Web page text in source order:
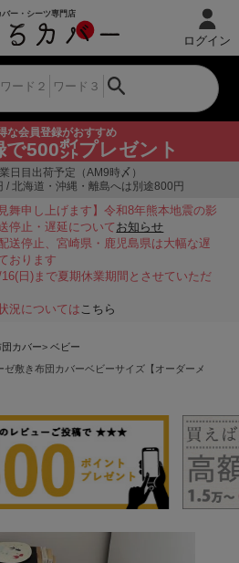
な会員登録がおすすめ
で500㌽プレゼント
ログイン
日目出荷予定（AM9時〆）
/ 北海道・沖縄・離島へは別途800円
舞申し上げます】令和8年熊本地震の影
停止・遅延についてお知らせ
送停止、宮崎県・鹿児島県は大幅な遅
おります
日)まで夏期休業期間とさせていただ
況についてはこちら
団カバー
ベビー
敷き布団カバーベビーサイズ【オーダーメ